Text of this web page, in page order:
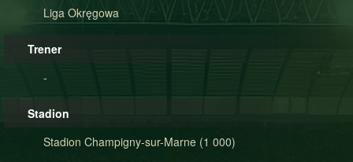
Liga Okręgowa
Trener
-
Stadion
Stadion Champigny-sur-Marne (1 000)